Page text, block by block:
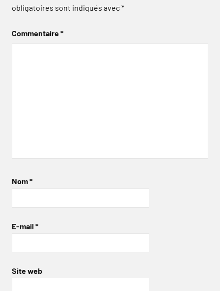
obligatoires sont indiqués avec*
Commentaire*
Nom*
E-mail *
Site web